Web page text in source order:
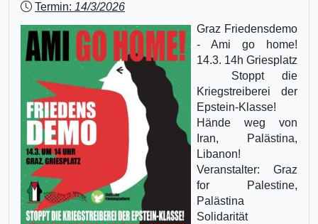
Termin: 14/3/2026
Graz Friedensdemo
- Ami go home!
14.3. 14h Griesplatz
Stoppt die
Kriegstreiberei der
Epstein-Klasse!
Hände weg von
Iran, Palästina,
Libanon!
Veranstalter: Graz
for Palestine,
Palästina
Solidarität